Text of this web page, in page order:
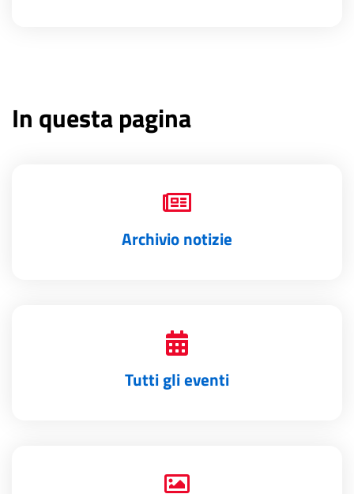
In questa pagina
Archivio notizie
Tutti gli eventi